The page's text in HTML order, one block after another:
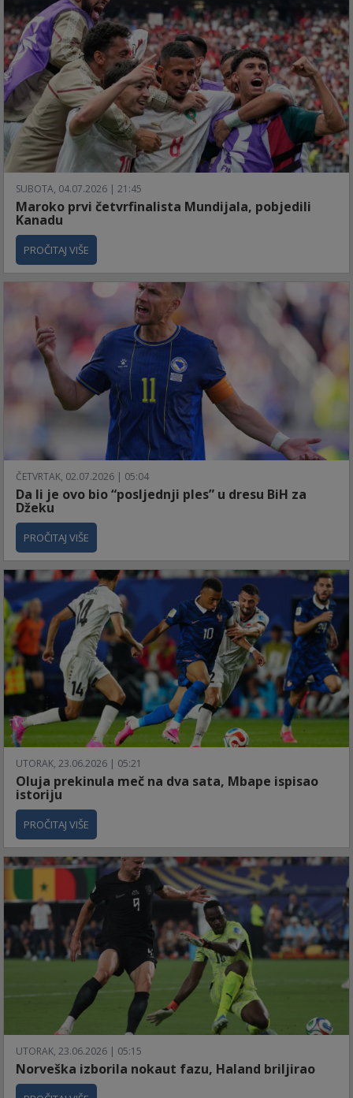
SUBOTA, 04.07.2026 | 21:45
Maroko prvi četvrfinalista Mundijala, pobjedili
Kanadu
PROČITAJ VIŠE
ČETVRTAK, 02.07.2026 | 05:04
Da li je ovo bio “posljednji ples” u dresu BiH za
Džeku
PROČITAJ VIŠE
UTORAK, 23.06.2026 | 05:21
Oluja prekinula meč na dva sata, Mbape ispisao
istoriju
PROČITAJ VIŠE
UTORAK, 23.06.2026 | 05:15
Norveška izborila nokaut fazu, Haland briljirao